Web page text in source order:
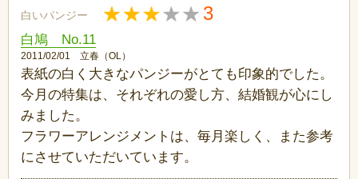
白いパンジー 3
白鳩 No.11
2011/02/01 立春（OL）
表紙の白く大きなパンジーがとても印象的でした。
今月の特集は、それぞれの愛し方、結婚観が心にし
みました。
フラワーアレンジメントは、毎月楽しく、また参考
にさせていただいています。